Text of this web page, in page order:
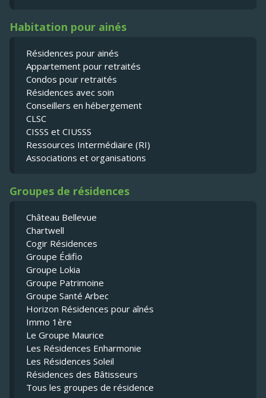
Habitation pour ainés
Résidences pour ainés
Appartement pour retraités
Condos pour retraités
Résidences avec soin
Conseillers en hébergement
CLSC
CISSS et CIUSSS
Ressources Intermédiaire (RI)
Associations et organisations
Groupes de résidences
Château Bellevue
Chartwell
Cogir Résidences
Groupe Édifio
Groupe Lokia
Groupe Patrimoine
Groupe Santé Arbec
Horizon Résidences pour aînés
Immo 1ère
Le Groupe Maurice
Les Résidences Enharmonie
Les Résidences Soleil
Résidences des Bâtisseurs
Tous les groupes de résidence